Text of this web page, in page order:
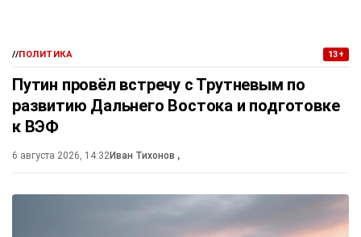
//ПОЛИТИКА 13+
Путин провёл встречу с Трутневым по
развитию Дальнего Востока и подготовке
к ВЭФ
6 августа 2026, 14:32Иван Тихонов ,